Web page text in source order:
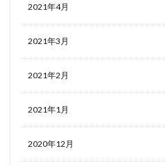
2021年4月
2021年3月
2021年2月
2021年1月
2020年12月